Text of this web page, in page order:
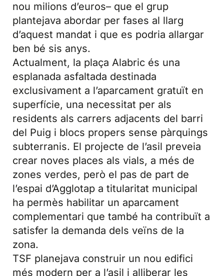
nou milions d’euros– que el grup
plantejava abordar per fases al llarg
d’aquest mandat i que es podria allargar
ben bé sis anys.
Actualment, la plaça Alabric és una
esplanada asfaltada destinada
exclusivament a l’aparcament gratuït en
superfície, una necessitat per als
residents als carrers adjacents del barri
del Puig i blocs propers sense pàrquings
subterranis. El projecte de l’asil preveia
crear noves places als vials, a més de
zones verdes, però el pas de part de
l’espai d’Agglotap a titularitat municipal
ha permès habilitar un aparcament
complementari que també ha contribuït a
satisfer la demanda dels veïns de la
zona.
TSF planejava construir un nou edifici
més modern per a l’asil i alliberar les